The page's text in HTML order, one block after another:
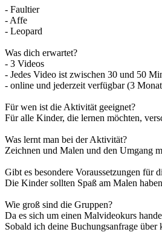
- Faultier
- Affe
- Leopard
Was dich erwartet?
- 3 Videos
- Jedes Video ist zwischen 30 und 50
- online und jederzeit verfügbar (3
Für wen ist die Aktivität geeignet?
Für alle Kinder, die lernen möchten,
Was lernt man bei der Aktivität?
Zeichnen und Malen und den Umgang
Gibt es besondere Voraussetzungen für
Die Kinder sollten Spaß am Malen
Wie groß sind die Gruppen?
Da es sich um einen Malvideokurs
Sobald ich deine Buchungsanfrage